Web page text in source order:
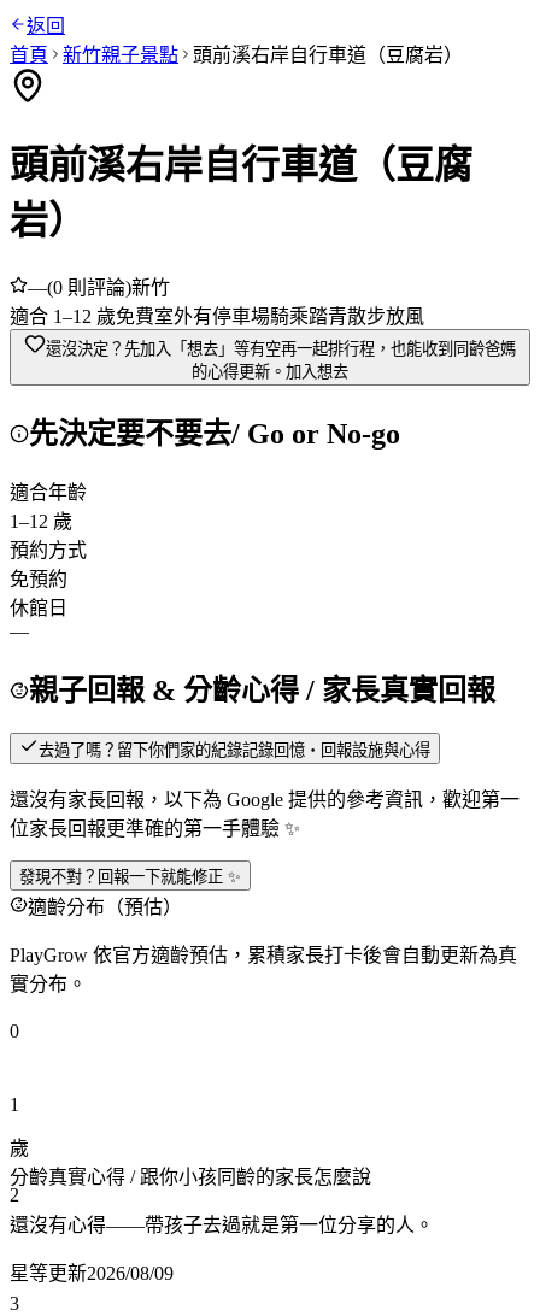
返回
首頁
新竹親子景點 頭前溪右岸自行車道（豆腐岩）
頭前溪右岸自行車道（豆腐
岩）
—(0 則評論)新竹
適合 1–12 歲免費室外有停車場騎乘踏青散步放風
還沒決定？先加入「想去」 等有空再一起排行程，也能收到同齡爸媽
的心得更新。 加入想去
先決定要不要去/ Go or No-go
適合年齡
1–12 歲
預約方式
免預約
休館日
—
親子回報 & 分齡心得 / 家長真實回報
去過了嗎？留下你們家的紀錄記錄回憶・回報設施與心得
還沒有家長回報，以下為 Google 提供的參考資訊，歡迎第一
位家長回報更準確的第一手體驗 ✨
發現不對？回報一下就能修正 ✨
適齡分布（預估）
PlayGrow 依官方適齡預估，累積家長打卡後會自動更新為真
實分布。
0
1
2
3
歲
分齡真實心得 / 跟你小孩同齡的家長怎麼說
還沒有心得——帶孩子去過就是第一位分享的人。
星等更新2026/08/09